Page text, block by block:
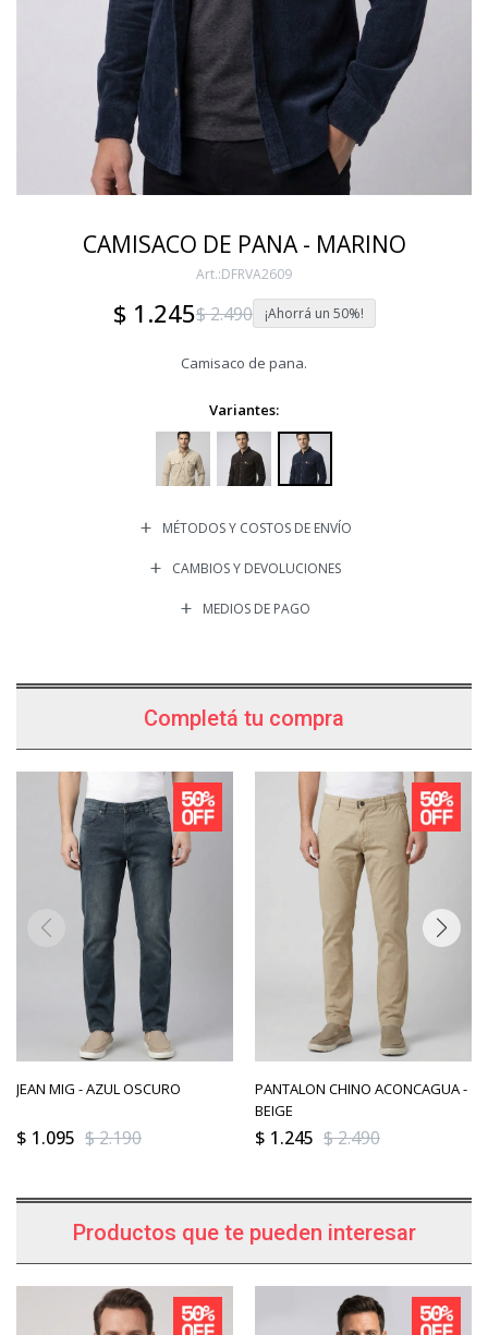
CAMISACO DE PANA - MARINO
DFRVA2609
$ 1.245$2.490 50
Camisaco de pana.
Variantes:
MÉTODOS Y COSTOS DE ENVÍO
CAMBIOS Y DEVOLUCIONES
MEDIOS DE PAGO
Completá tu compra
JEAN MIG - AZUL OSCURO
$ 1.095 $2.190
PANTALON CHINO ACONCAGUA -
BEIGE
$ 1.245 $2.490
Productos que te pueden interesar